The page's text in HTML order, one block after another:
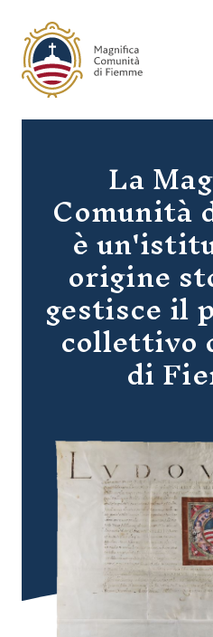
Magnifica Comunità di
La
Comunità
è
origine
gestisce il
collettivo
di